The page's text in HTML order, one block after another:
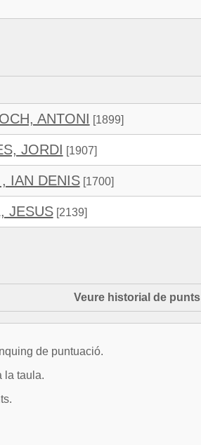
ANTONI [1899]
JORDI [1907]
IAN DENIS[1700]
JESUS[2139]
Veure historial de punts
de puntuació.
la taula.